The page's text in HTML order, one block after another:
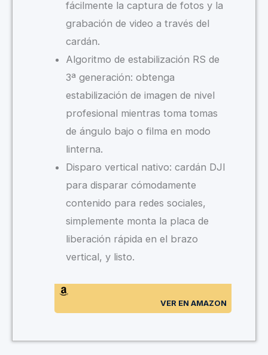
fácilmente la captura de fotos y la
grabación de video a través del
cardán.
Algoritmo de estabilización RS de
3ª generación: obtenga
estabilización de imagen de nivel
profesional mientras toma tomas
de ángulo bajo o filma en modo
linterna.
Disparo vertical nativo: cardán DJI
para disparar cómodamente
contenido para redes sociales,
simplemente monta la placa de
liberación rápida en el brazo
vertical, y listo.
VER EN AMAZON